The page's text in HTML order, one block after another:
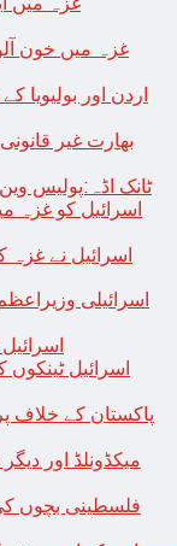
غزہ میں خون
اردن اور بولیویا
بھارت غیر
ٹانک اڈہ:پولیس وین
اسرائیل کو غزہ
اسرائیلی
اسرائیل
پاکستان کے خلاف
میکڈونلڈ اور
فلسطینی بچوں کی